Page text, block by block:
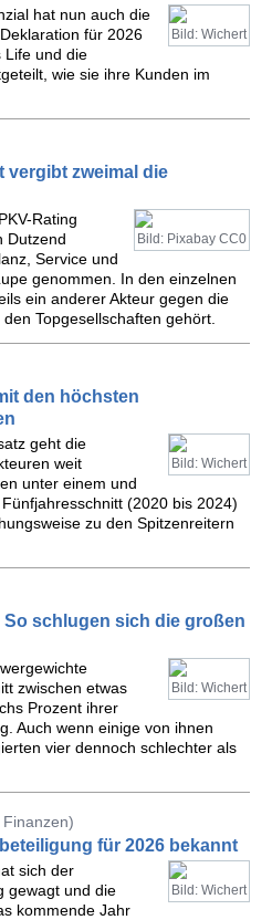
Bild: Wichert
hat nun auch die
für 2026
Life und die
wie sie ihre Kunden im
vergibt zweimal die
Bild: Pixabay CC0
Rating
Dutzend
Service und
genommen. In den einzelnen
ein anderer Akteur gegen die
Topgesellschaften gehört.
den höchsten
Bild: Wichert
geht die
weit
unter einem und
(2020 bis 2024)
zu den Spitzenreitern
schlugen sich die großen
Bild: Wichert
zwischen etwas
Prozent ihrer
Auch wenn einige von ihnen
vier dennoch schlechter als
für 2026 bekannt
Bild: Wichert
sich der
gewagt und die
kommende Jahr